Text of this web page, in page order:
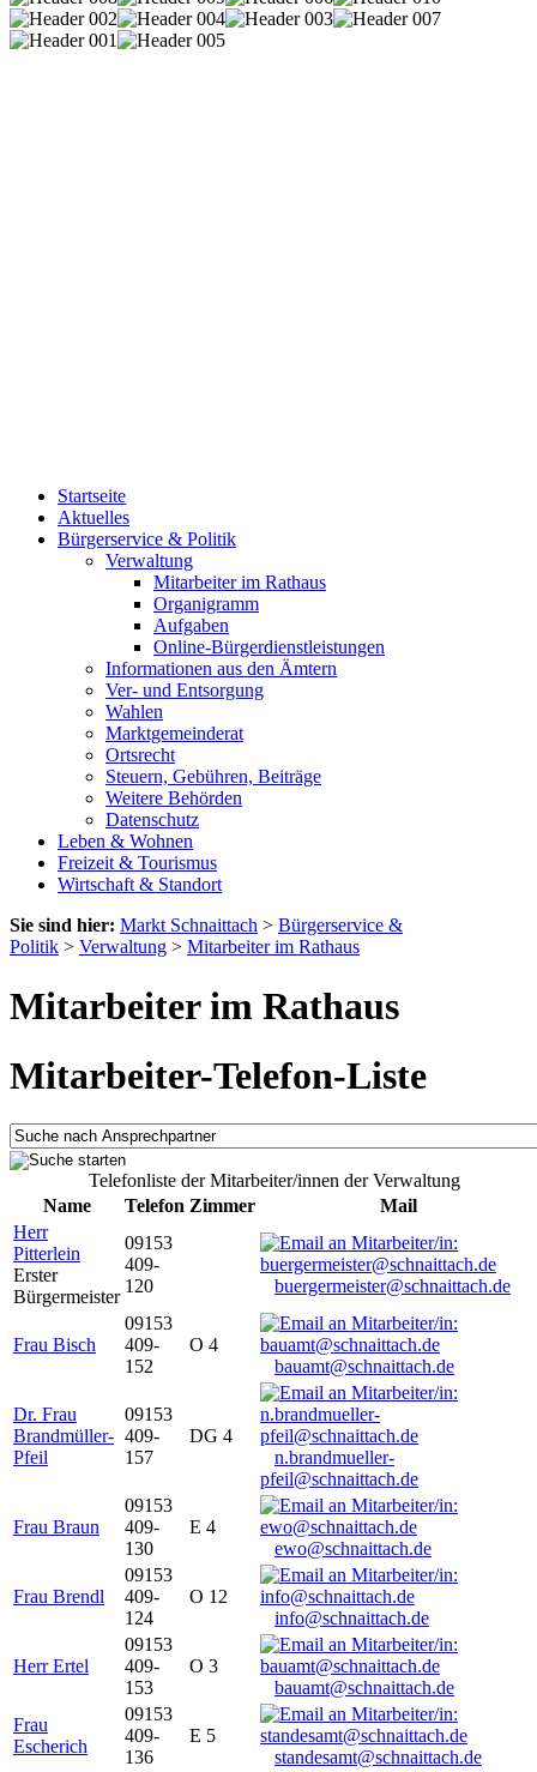
Startseite
Aktuelles
Bürgerservice & Politik
Verwaltung
Mitarbeiter im Rathaus
Organigramm
Aufgaben
Online-Bürgerdienstleistungen
Informationen aus den Ämtern
Ver- und Entsorgung
Wahlen
Marktgemeinderat
Ortsrecht
Steuern, Gebühren, Beiträge
Weitere Behörden
Datenschutz
Leben & Wohnen
Freizeit & Tourismus
Wirtschaft & Standort
Sie sind hier: Markt Schnaittach > Bürgerservice &
Politik > Verwaltung > Mitarbeiter im Rathaus
Mitarbeiter im Rathaus
Mitarbeiter-Telefon-Liste
Telefonliste der Mitarbeiter/innen der Verwaltung
Name
Telefon Zimmer
Mail
Herr
Pitterlein
Erster
Bürgermeister
09153
409-
120
buergermeister@schnaittach.de
Frau Bisch
09153
409-
152
O 4
bauamt@schnaittach.de
Dr. Frau
Brandmüller-
Pfeil
09153
409-
157
DG 4
n.brandmueller-
pfeil@schnaittach.de
Frau Braun
09153
409-
130
E 4
ewo@schnaittach.de
Frau Brendl
09153
409-
124
O 12
info@schnaittach.de
Herr Ertel
09153
409-
153
O 3
bauamt@schnaittach.de
Frau
Escherich
09153
409-
136
E 5
standesamt@schnaittach.de